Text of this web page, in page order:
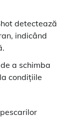
detectează
indicând
a schimba
condițiile